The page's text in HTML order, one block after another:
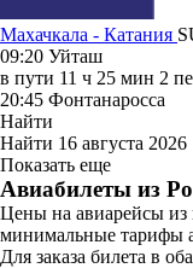
Махачкала - Катания
09:20 Уйташ
в пути 11 ч 25 мин 2
20:45 Фонтанаросса
Найти
Найти 16 августа 2026
Показать еще
Авиабилеты из
Цены на авиарейсы из
минимальные тарифы
Для заказа билета в